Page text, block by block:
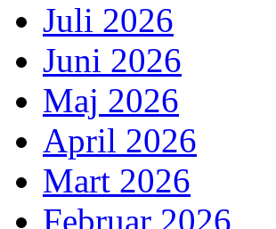
Juli 2026
Juni 2026
Maj 2026
April 2026
Mart 2026
Februar 2026